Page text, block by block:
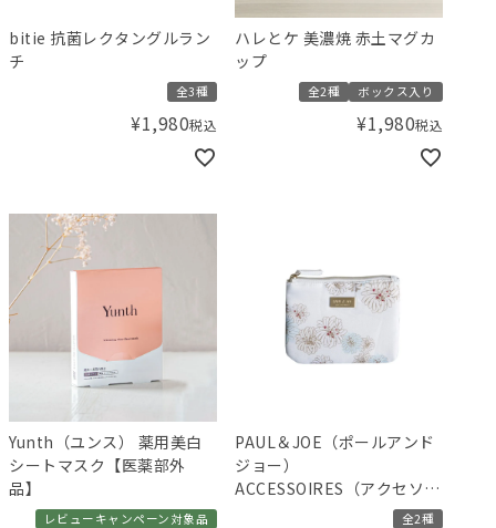
bitie 抗菌レクタングルラン
チ
全3種
¥1,980税込
ハレとケ 美濃焼 赤土マグカ
ップ
全2種 ボックス入り
¥1,980税込
Yunth（ユンス） 薬用美白
シートマスク【医薬部外
品】
レビューキャンペーン対象品
PAUL＆JOE（ポールアンド
ジョー）
ACCESSOIRES（アクセソ
ワ） ティッシュポーチ全2種